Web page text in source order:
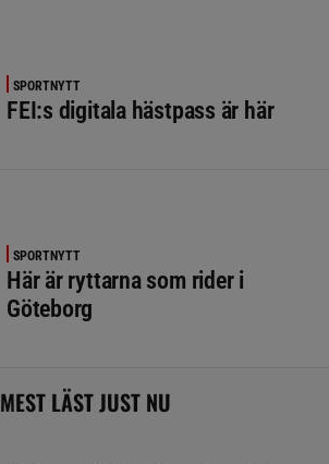
SPORTNYTT
FEI:s digitala hästpass är här
SPORTNYTT
Här är ryttarna som rider i
Göteborg
MEST LÄST JUST NU